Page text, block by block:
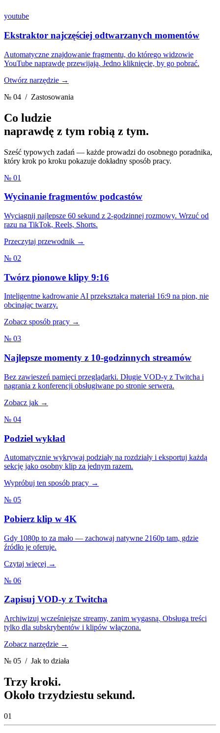
youtube
Ekstraktor najczęściej odtwarzanych momentów
Automatyczne znajdowanie fragmentu, do którego widzowie
YouTube naprawdę przewijają. Jedno kliknięcie, by go pobrać.
Otwórz narzędzie →
№ 04 / Zastosowania
Co ludzie
naprawdę z tym robią z tym.
Sześć typowych zadań — każde prowadzi do osobnego poradnika,
który krok po kroku pokazuje dokładny sposób pracy.
№ 01
Wycinanie fragmentów podcastów
Wyciągnij najlepsze 60 sekund z 2-godzinnej rozmowy. Wrzuć od
razu na TikTok, Reels, Shorts.
Przeczytaj przewodnik →
№ 02
Twórz pionowe klipy 9:16
Inteligentne kadrowanie AI przekształca materiał 16:9 na pion, nie
obcinając twarzy.
Zobacz sposób pracy →
№ 03
Najlepsze momenty z 10-godzinnych streamów
Bez zawieszeń pamięci przeglądarki. Długie VOD-y z Twitcha i
nagrania z konferencji obsługiwane po stronie serwera.
Zobacz jak →
№ 04
Podziel wykład
Automatycznie wykrywaj podziały na rozdziały i eksportuj każdą
sekcję jako osobny klip za jednym razem.
Wypróbuj ten sposób pracy →
№ 05
Pobierz klip w 4K
Gdy 1080p to za mało — zachowaj natywne 2160p tam, gdzie
źródło je oferuje.
Czytaj więcej →
№ 06
Zapisuj VOD-y z Twitcha
Archiwizuj wcześniejsze streamy, zanim wygasną. Obsługa treści
tylko dla subskrybentów i klipów włączona.
Zobacz narzędzie →
№ 05 / Jak to działa
Trzy kroki.
Około trzydziestu sekund.
01